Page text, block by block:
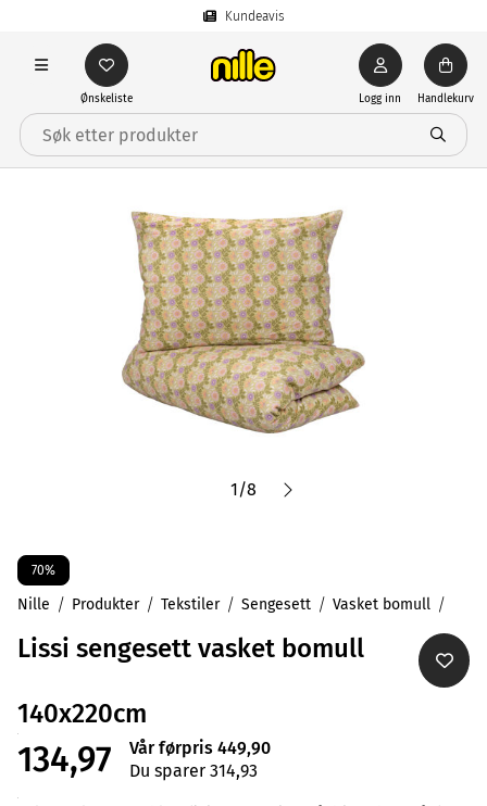
Kundeavis
Ønskeliste Logg inn Handlekurv
1/8
70%
Nille Produkter Tekstiler Sengesett Vasket bomull
Lissi sengesett vasket bomull
140x220cm
134,97
Vår førpris 449,90
Du sparer 314,93